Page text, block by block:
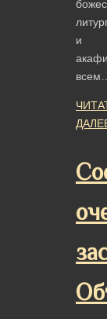
и